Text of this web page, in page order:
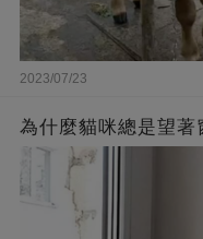
2023/07/23
為什麼貓咪總是望